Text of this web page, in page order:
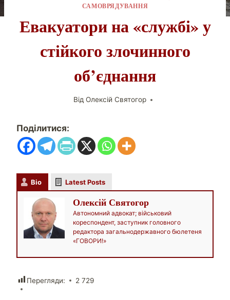
САМОВРЯДУВАННЯ
Евакуатори на «службі» у
стійкого злочинного
об’єднання
Від Олексій Святогор
Поділитися:
Bio Latest Posts
Олексій Святогор
Автономний адвокат; військовий
кореспондент, заступник головного
редактора загальнодержавного бюлетеня
«ГОВОРИ!»
Перегляди: 2 729